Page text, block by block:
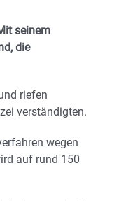
seinem
die
riefen
verständigten.
wegen
auf rund 150